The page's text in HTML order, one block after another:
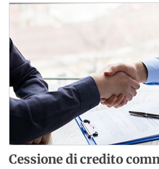
Cessione di credito